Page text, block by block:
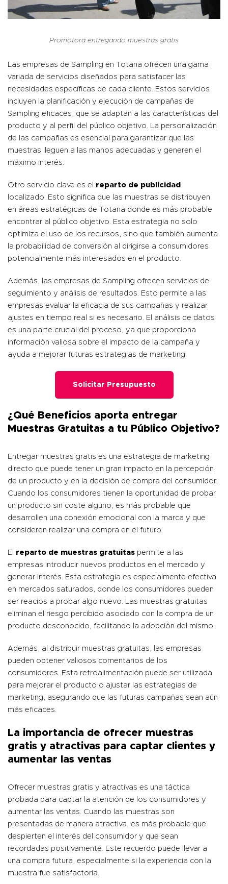
Promotora entregando muestras gratis
Las empresas de Sampling en Totana ofrecen una gama
variada de servicios diseñados para satisfacer las
necesidades específicas de cada cliente. Estos servicios
incluyen la planificación y ejecución de campañas de
Sampling eficaces, que se adaptan a las características del
producto y al perfil del público objetivo. La personalización
de las campañas es esencial para garantizar que las
muestras lleguen a las manos adecuadas y generen el
máximo interés.
Otro servicio clave es el reparto de publicidad
localizado. Esto significa que las muestras se distribuyen
en áreas estratégicas de Totana donde es más probable
encontrar al público objetivo. Esta estrategia no solo
optimiza el uso de los recursos, sino que también aumenta
la probabilidad de conversión al dirigirse a consumidores
potencialmente más interesados en el producto.
Además, las empresas de Sampling ofrecen servicios de
seguimiento y análisis de resultados. Esto permite a las
empresas evaluar la eficacia de sus campañas y realizar
ajustes en tiempo real si es necesario. El análisis de datos
es una parte crucial del proceso, ya que proporciona
información valiosa sobre el impacto de la campaña y
ayuda a mejorar futuras estrategias de marketing.
Solicitar Presupuesto
¿Qué Beneficios aporta entregar
Muestras Gratuitas a tu Público Objetivo?
Entregar muestras gratis es una estrategia de marketing
directo que puede tener un gran impacto en la percepción
de un producto y en la decisión de compra del consumidor.
Cuando los consumidores tienen la oportunidad de probar
un producto sin coste alguno, es más probable que
desarrollen una conexión emocional con la marca y que
consideren realizar una compra en el futuro.
El reparto de muestras gratuitas permite a las
empresas introducir nuevos productos en el mercado y
generar interés. Esta estrategia es especialmente efectiva
en mercados saturados, donde los consumidores pueden
ser reacios a probar algo nuevo. Las muestras gratuitas
eliminan el riesgo percibido asociado con la compra de un
producto desconocido, facilitando la adopción del mismo.
Además, al distribuir muestras gratuitas, las empresas
pueden obtener valiosos comentarios de los
consumidores. Esta retroalimentación puede ser utilizada
para mejorar el producto o ajustar las estrategias de
marketing, asegurando que las futuras campañas sean aún
más eficaces.
La importancia de ofrecer muestras
gratis y atractivas para captar clientes y
aumentar las ventas
Ofrecer muestras gratis y atractivas es una táctica
probada para captar la atención de los consumidores y
aumentar las ventas. Cuando las muestras son
presentadas de manera atractiva, es más probable que
despierten el interés del consumidor y que sean
recordadas positivamente. Este recuerdo puede llevar a
una compra futura, especialmente si la experiencia con la
muestra fue satisfactoria.